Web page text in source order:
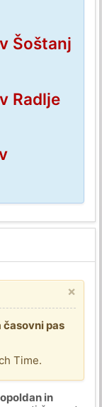
Šoštanj
Radlje
×
časovni pas
Time.
in